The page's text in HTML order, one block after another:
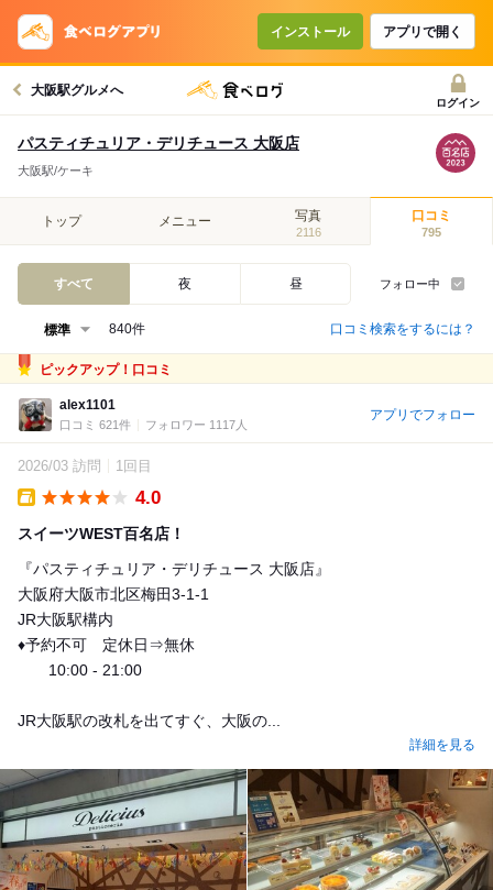
インストール アプリで開く
大阪駅グルメへ
ログイン
パスティチュリア・デリチュース 大阪店
大阪駅/ケーキ
トップ メニュー 写真
2116
口コミ
795
すべて 夜 昼 フォロー中
840件 口コミ検索をするには？
ピックアップ！口コミ
alex1101
口コミ 621件 フォロワー 1117人
アプリでフォロー
2026/03 訪問 1回目
4.0
スイーツWEST百名店！
『パスティチュリア・デリチュース 大阪店』
大阪府大阪市北区梅田3-1-1
JR大阪駅構内
♦予約不可 定休日⇒無休
10:00 - 21:00
JR大阪駅の改札を出てすぐ、大阪の...
詳細を見る